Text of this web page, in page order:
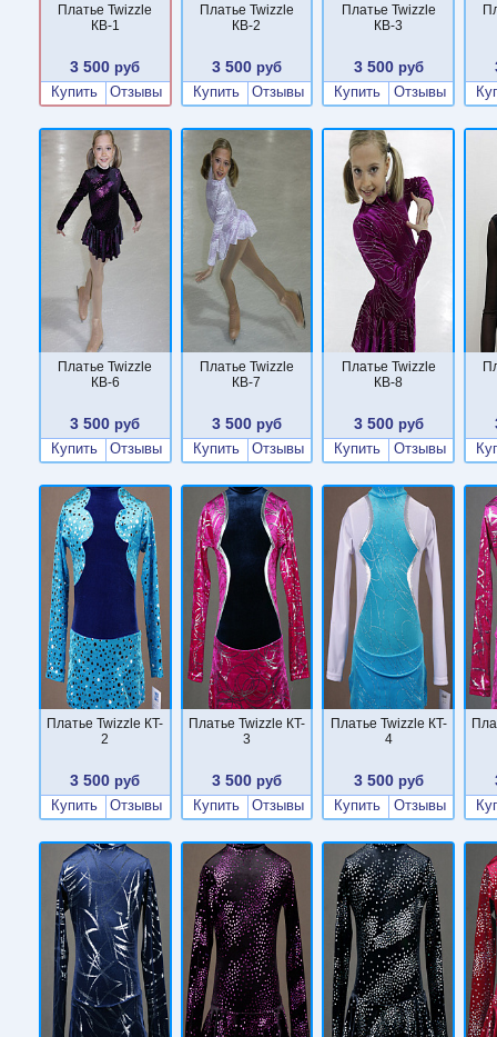
Платье Twizzle
КВ-1
3 500 руб
Купить
Отзывы
Платье Twizzle
КВ-2
3 500 руб
Купить
Отзывы
Платье Twizzle
КВ-3
3 500руб
Купить
Отзывы
Платье Twizzle
КВ-6
3 500 руб
Купить
Отзывы
Платье Twizzle
КВ-7
3 500 руб
Купить
Отзывы
Платье Twizzle
КВ-8
3 500руб
Купить
Отзывы
Платье Twizzle КT-
2
3 500 руб
Купить
Отзывы
Платье Twizzle КT-
3
3 500 руб
Купить
Отзывы
Платье Twizzle КT-
4
3 500руб
Купить
Отзывы